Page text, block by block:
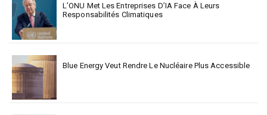
L’ONU Met Les Entreprises D’IA Face À Leurs
Responsabilités Climatiques
Blue Energy Veut Rendre Le Nucléaire Plus Accessible